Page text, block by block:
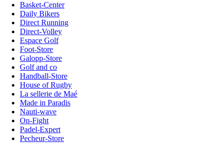
Basket-Center
Daily Bikers
Direct Running
Direct-Volley
Espace Golf
Foot-Store
Galopp-Store
Golf and co
Handball-Store
House of Rugby
La sellerie de Maé
Made in Paradis
Nauti-wave
On-Fight
Padel-Expert
Pecheur-Store